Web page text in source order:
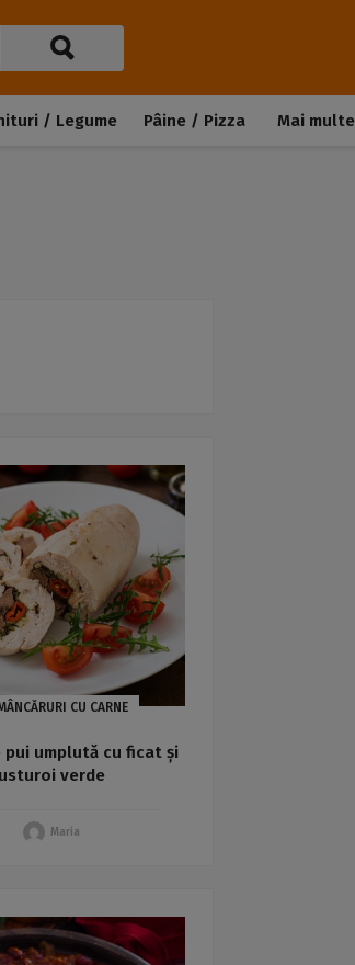
/ Legume Pâine / Pizza Mai multe
CU CARNE
pui umplută cu ficat și
usturoi verde
Maria